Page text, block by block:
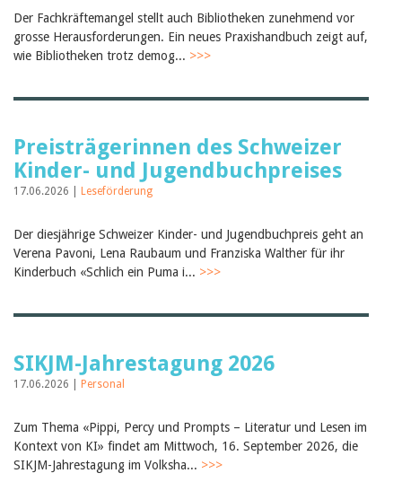
Der Fachkräftemangel stellt auch Bibliotheken zunehmend vor
grosse Herausforderungen. Ein neues Praxishandbuch zeigt auf,
wie Bibliotheken trotz demog... >>>
Preisträgerinnen des Schweizer
Kinder- und Jugendbuchpreises
17.06.2026 | Leseförderung
Der diesjährige Schweizer Kinder- und Jugendbuchpreis geht an
Verena Pavoni, Lena Raubaum und Franziska Walther für ihr
Kinderbuch «Schlich ein Puma i... >>>
SIKJM-Jahrestagung 2026
17.06.2026 | Personal
Zum Thema «Pippi, Percy und Prompts – Literatur und Lesen im
Kontext von KI» findet am Mittwoch, 16. September 2026, die
SIKJM-Jahrestagung im Volksha... >>>